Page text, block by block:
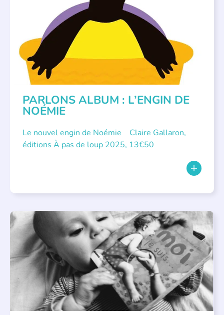
PARLONS ALBUM : L’ENGIN DE
NOÉMIE
Le nouvel engin de Noémie Claire Gallaron,
éditions À pas de loup 2025, 13€50
APPEL À SOUTIEN